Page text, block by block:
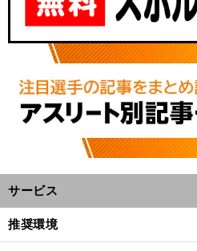
サービス
推奨環境